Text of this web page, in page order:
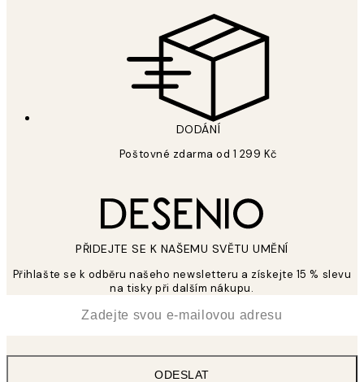
DODÁNÍ
Poštovné zdarma od 1 299 Kč
PŘIDEJTE SE K NAŠEMU SVĚTU UMĚNÍ
Přihlašte se k odběru našeho newsletteru a získejte 15 % slevu
na tisky při dalším nákupu.
ODESLAT